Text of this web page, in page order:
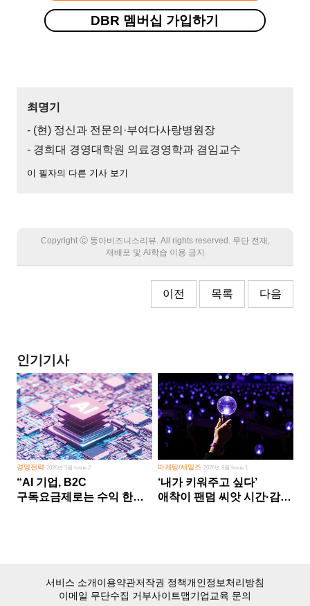
DBR 멤버십 가입하기
최명기
- (현) 정신과 전문의·부여다사랑병원장
- 경희대 경영대학원 의료경영학과 겸임교수
이 필자의 다른 기사 보기
Copyright Ⓒ 동아비즈니스리뷰. All rights reserved. 무단 전재,
재배포 및 AI학습 이용 금지
이전 목록 다음
인기기사
경영전략 2026년 5월 Issue 2
“AI 기업, B2C
구독요금제로는 수익 한계
마케팅/세일즈 2026년 8월 Issue 1
‘내가 키워주고 싶다’
애착이 팬덤 씨앗 시간·감정
서비스 소개이용약관저작권 정책개인정보처리방침
이메일 무단수집 거부사이트맵기업교육 문의